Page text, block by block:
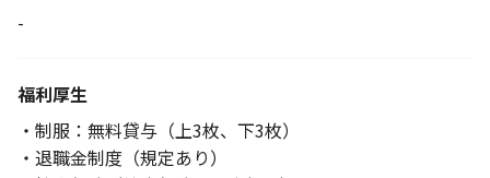
-
福利厚生
・制服：無料貸与（上3枚、下3枚）
・退職金制度（規定あり）